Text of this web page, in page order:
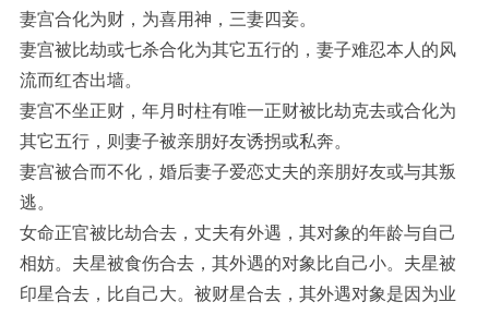
妻宫合化为财，为喜用神，三妻四妾。
妻宫被比劫或七杀合化为其它五行的，妻子难忍本人的风
流而红杏出墙。
妻宫不坐正财，年月时柱有唯一正财被比劫克去或合化为
其它五行，则妻子被亲朋好友诱拐或私奔。
妻宫被合而不化，婚后妻子爱恋丈夫的亲朋好友或与其叛
逃。
女命正官被比劫合去，丈夫有外遇，其对象的年龄与自己
相妨。夫星被食伤合去，其外遇的对象比自己小。夫星被
印星合去，比自己大。被财星合去，其外遇对象是因为业